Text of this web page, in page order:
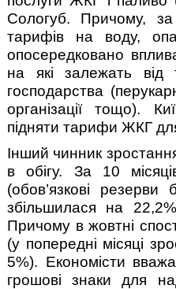
Сологуб. Причому,
тарифів на воду,
опосередковано
на які залежать від
господарства
організації тощо).
підняти тарифи ЖКГ
Інший чинник
в обігу. За 10
(обов’язкові
збільшилася на
Причому в жовтні
(у попередні місяці
5%). Економісти
грошові знаки для